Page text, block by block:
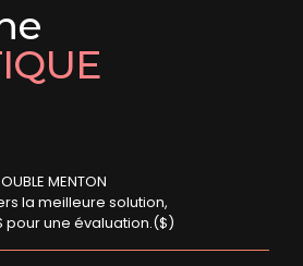
MENTON
la meilleure solution,
pour une évaluation.($)